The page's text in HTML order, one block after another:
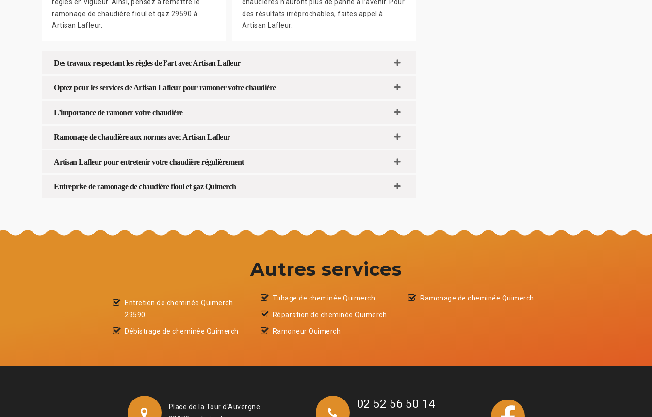
règles en vigueur. Ainsi, pensez à remettre le
ramonage de chaudière fioul et gaz 29590 à
Artisan Lafleur.
chaudières n’auront plus de panne à l’avenir. Pour
des résultats irréprochables, faites appel à
Artisan Lafleur.
Des travaux respectant les règles de l’art avec Artisan Lafleur
Optez pour les services de Artisan Lafleur pour ramoner votre chaudière
L’importance de ramoner votre chaudière
Ramonage de chaudière aux normes avec Artisan Lafleur
Artisan Lafleur pour entretenir votre chaudière régulièrement
Entreprise de ramonage de chaudière fioul et gaz Quimerch
Autres services
Entretien de cheminée Quimerch
29590
Débistrage de cheminée Quimerch
Tubage de cheminée Quimerch
Réparation de cheminée Quimerch
Ramoneur Quimerch
Ramonage de cheminée Quimerch
Place de la Tour d'Auvergne
02 52 56 50 14